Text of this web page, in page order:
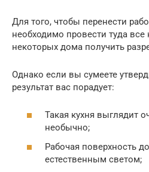
Для того, чтобы перенести
необходимо провести туда
некоторых дома получить
Однако если вы сумеете
результат вас порадует:
Такая кухня выглядит
необычно;
Рабочая поверхность
естественным светом;